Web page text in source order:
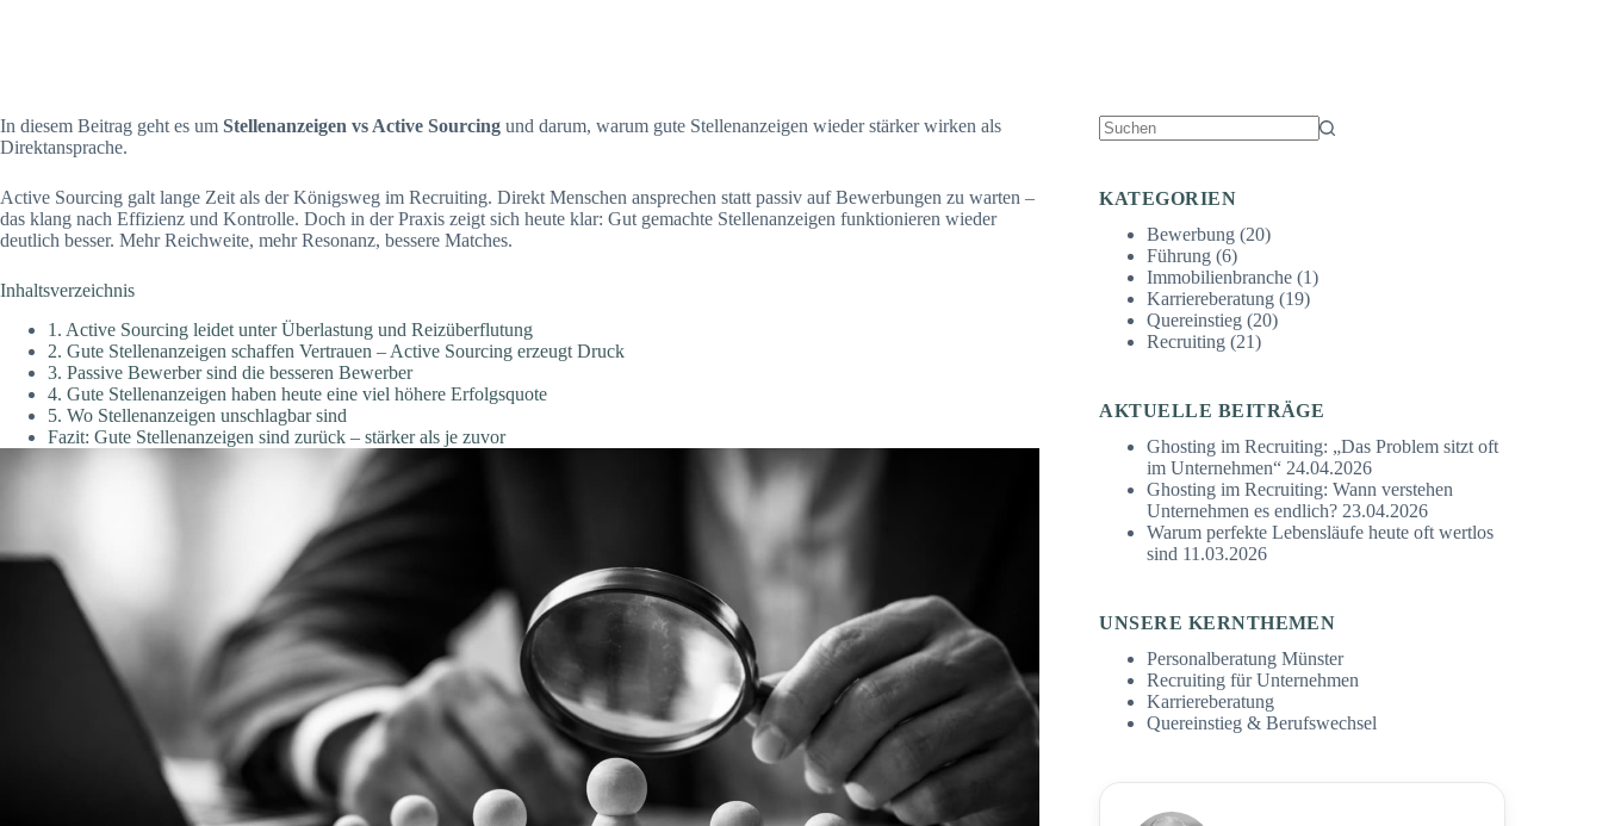
In diesem Beitrag geht es um Stellenanzeigen vs Active Sourcing und darum, warum gute Stellenanzeigen wieder stärker wirken als
Direktansprache.
Active Sourcing galt lange Zeit als der Königsweg im Recruiting. Direkt Menschen ansprechen statt passiv auf Bewerbungen zu warten –
das klang nach Effizienz und Kontrolle. Doch in der Praxis zeigt sich heute klar: Gut gemachte Stellenanzeigen funktionieren wieder
deutlich besser. Mehr Reichweite, mehr Resonanz, bessere Matches.
Inhaltsverzeichnis
1. Active Sourcing leidet unter Überlastung und Reizüberflutung
2. Gute Stellenanzeigen schaffen Vertrauen – Active Sourcing erzeugt Druck
3. Passive Bewerber sind die besseren Bewerber
4. Gute Stellenanzeigen haben heute eine viel höhere Erfolgsquote
5. Wo Stellenanzeigen unschlagbar sind
Fazit: Gute Stellenanzeigen sind zurück – stärker als je zuvor
KATEGORIEN
Bewerbung (20)
Führung (6)
Immobilienbranche (1)
Karriereberatung (19)
Quereinstieg (20)
Recruiting (21)
AKTUELLE BEITRÄGE
Ghosting im Recruiting: „Das Problem sitzt oft
im Unternehmen“ 24.04.2026
Ghosting im Recruiting: Wann verstehen
Unternehmen es endlich? 23.04.2026
Warum perfekte Lebensläufe heute oft wertlos
sind 11.03.2026
UNSERE KERNTHEMEN
Personalberatung Münster
Recruiting für Unternehmen
Karriereberatung
Quereinstieg & Berufswechsel